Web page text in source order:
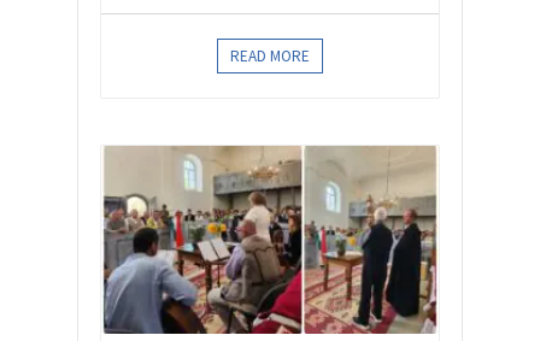
READ MORE